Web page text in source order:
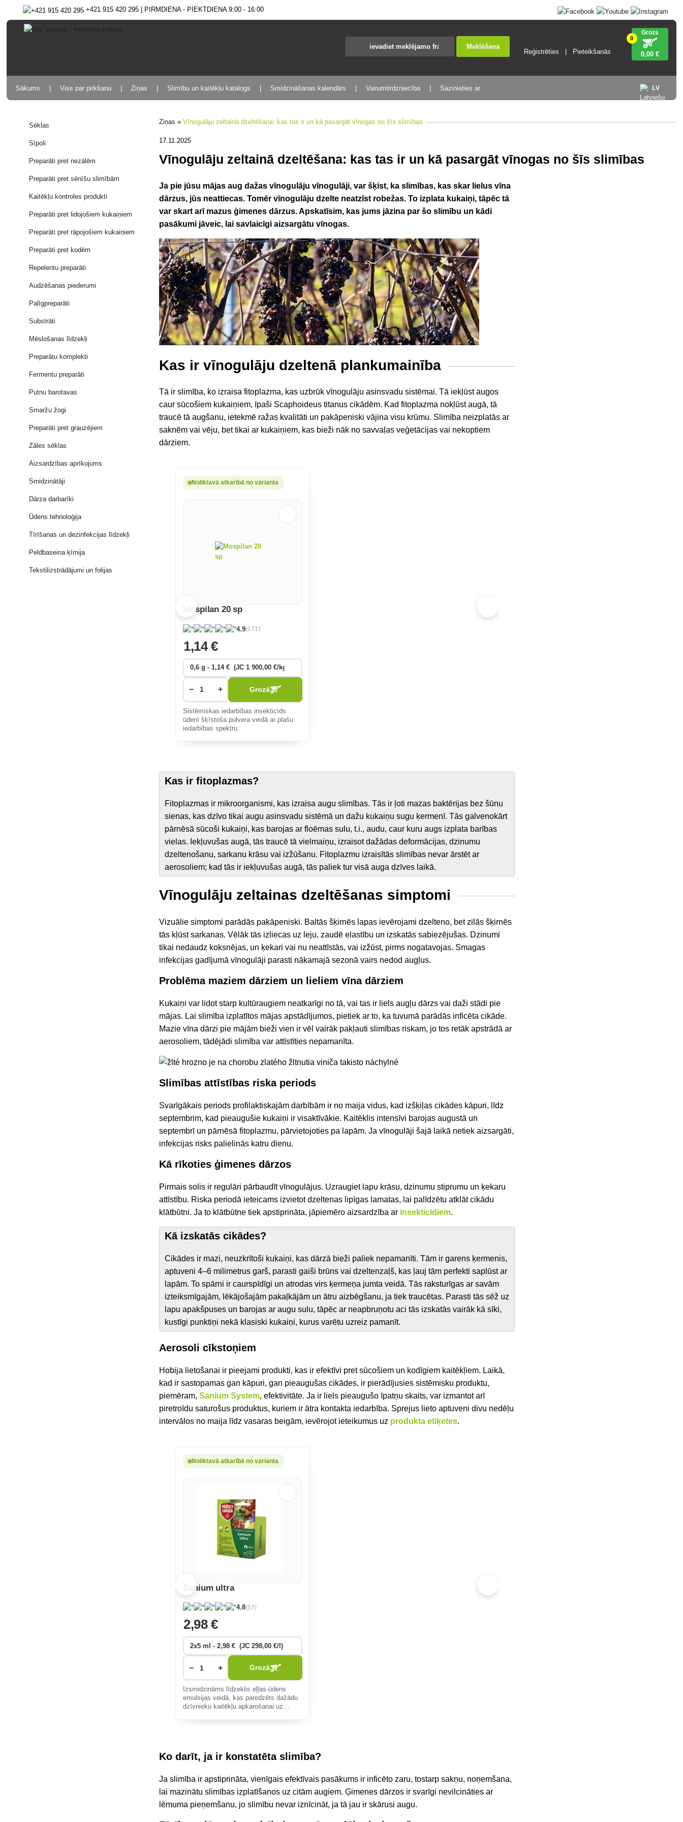
+421 915 420 295 | PIRMDIENA - PIEKTDIENA 9:00 - 16:00
Meklēšana
Reģistrēties Pieteikšanās
0
Grozs
0,00 €
LV
Sākums Viss par pirkšanu Ziņas Slimību un kaitēkļu katalogs Smidzināšanas kalendārs Vairumtirdzniecība Sazinieties ar
Sēklas
Sīpoli
Preparāti pret nezālēm
Preparāti pret sēnīšu slimībām
Kaitēkļu kontroles produkti
Preparāti pret lidojošiem kukaiņiem
Preparāti pret rāpojošiem kukaiņiem
Preparāti pret kodēm
Repelentu preparāti
Audzēšanas piederumi
Palīgpreparāti
Substrāti
Mēslošanas līdzekļi
Preparātu komplekti
Fermentu preparāti
Putnu barotavas
Smaržu žogi
Preparāti pret grauzējiem
Zāles sēklas
Aizsardzības aprīkojums
Smidzinātāji
Dārza darbarīki
Ūdens tehnoloģija
Tīrīšanas un dezinfekcijas līdzekļi
Peldbaseina ķīmija
Tekstilizstrādājumi un folijas
Ziņas »Vīnogulāju zeltainā dzeltēšana: kas tas ir un kā pasargāt vīnogas no šīs slimības
17.11.2025
Vīnogulāju zeltainā dzeltēšana: kas tas ir un kā pasargāt vīnogas no šīs slimības
Ja pie jūsu mājas aug dažas vīnogulāju vīnogulāji, var šķist, ka slimības, kas skar lielus vīna
dārzus, jūs neattiecas. Tomēr vīnogulāju dzelte neatzīst robežas. To izplata kukaiņi, tāpēc tā
var skart arī mazus ģimenes dārzus. Apskatīsim, kas jums jāzina par šo slimību un kādi
pasākumi jāveic, lai savlaicīgi aizsargātu vīnogas.
Kas ir vīnogulāju dzeltenā plankumainība
Tā ir slimība, ko izraisa fitoplazma, kas uzbrūk vīnogulāju asinsvadu sistēmai. Tā iekļūst augos
caur sūcošiem kukaiņiem, īpaši Scaphoideus titanus cikādēm. Kad fitoplazma nokļūst augā, tā
traucē tā augšanu, ietekmē ražas kvalitāti un pakāpeniski vājina visu krūmu. Slimība neizplatās ar
saknēm vai vēju, bet tikai ar kukaiņiem, kas bieži nāk no savvaļas veģetācijas vai nekoptiem
dārziem.
Noliktavā atkarībā no varianta
Mospilan 20 sp
4.9(171)
1,14 €
− + Grozā
Sistēmiskas iedarbības insekticīds
ūdenī šķīstoša pulvera veidā ar plašu
iedarbības spektru.
Kas ir fitoplazmas?
Fitoplazmas ir mikroorganismi, kas izraisa augu slimības. Tās ir ļoti mazas baktērijas bez šūnu
sienas, kas dzīvo tikai augu asinsvadu sistēmā un dažu kukaiņu sugu ķermenī. Tās galvenokārt
pārnēsā sūcoši kukaiņi, kas barojas ar floēmas sulu, t.i., audu, caur kuru augs izplata barības
vielas. Iekļuvušas augā, tās traucē tā vielmaiņu, izraisot dažādas deformācijas, dzinumu
dzeltenošanu, sarkanu krāsu vai izžūšanu. Fitoplazmu izraisītās slimības nevar ārstēt ar
aerosoliem; kad tās ir iekļuvušas augā, tās paliek tur visā auga dzīves laikā.
Vīnogulāju zeltainas dzeltēšanas simptomi
Vizuālie simptomi parādās pakāpeniski. Baltās šķirnēs lapas ievērojami dzelteno, bet zilās šķirnēs
tās kļūst sarkanas. Vēlāk tās izliecas uz leju, zaudē elastību un izskatās sabiezējušas. Dzinumi
tikai nedaudz koksnējas, un ķekari vai nu neattīstās, vai izžūst, pirms nogatavojas. Smagas
infekcijas gadījumā vīnogulāji parasti nākamajā sezonā vairs nedod augļus.
Problēma maziem dārziem un lieliem vīna dārziem
Kukaiņi var lidot starp kultūraugiem neatkarīgi no tā, vai tas ir liels augļu dārzs vai daži stādi pie
mājas. Lai slimība izplatītos mājas apstādījumos, pietiek ar to, ka tuvumā parādās inficēta cikāde.
Mazie vīna dārzi pie mājām bieži vien ir vēl vairāk pakļauti slimības riskam, jo tos retāk apstrādā ar
aerosoliem, tādējādi slimība var attīstīties nepamanīta.
Slimības attīstības riska periods
Svarīgākais periods profilaktiskajām darbībām ir no maija vidus, kad izšķiļas cikādes kāpuri, līdz
septembrim, kad pieaugušie kukaiņi ir visaktīvākie. Kaitēklis intensīvi barojas augustā un
septembrī un pārnēsā fitoplazmu, pārvietojoties pa lapām. Ja vīnogulāji šajā laikā netiek aizsargāti,
infekcijas risks palielinās katru dienu.
Kā rīkoties ģimenes dārzos
Pirmais solis ir regulāri pārbaudīt vīnogulājus. Uzraugiet lapu krāsu, dzinumu stiprumu un ķekaru
attīstību. Riska periodā ieteicams izvietot dzeltenas lipīgas lamatas, lai palīdzētu atklāt cikādu
klātbūtni. Ja to klātbūtne tiek apstiprināta, jāpiemēro aizsardzība ar insekticīdiem.
Kā izskatās cikādes?
Cikādes ir mazi, neuzkrītoši kukaiņi, kas dārzā bieži paliek nepamanīti. Tām ir garens ķermenis,
aptuveni 4–6 milimetrus garš, parasti gaiši brūns vai dzeltenzaļš, kas ļauj tām perfekti saplūst ar
lapām. To spārni ir caurspīdīgi un atrodas virs ķermeņa jumta veidā. Tās raksturīgas ar savām
izteiksmīgajām, lēkājošajām pakaļkājām un ātru aizbēgšanu, ja tiek traucētas. Parasti tās sēž uz
lapu apakšpuses un barojas ar augu sulu, tāpēc ar neapbruņotu aci tās izskatās vairāk kā sīki,
kustīgi punktiņi nekā klasiski kukaiņi, kurus varētu uzreiz pamanīt.
Aerosoli cīkstoņiem
Hobija lietošanai ir pieejami produkti, kas ir efektīvi pret sūcošiem un kodīgiem kaitēkļiem. Laikā,
kad ir sastopamas gan kāpuri, gan pieaugušas cikādes, ir pierādījusies sistēmisku produktu,
piemēram,Sanium System, efektivitāte. Ja ir liels pieaugušo īpatņu skaits, var izmantot arī
piretroīdu saturošus produktus, kuriem ir ātra kontakta iedarbība. Sprejus lieto aptuveni divu nedēļu
intervālos no maija līdz vasaras beigām, ievērojot ieteikumus uz produkta etiķetes.
Noliktavā atkarībā no varianta
Sanium ultra
4.8(57)
2,98 €
− + Grozā
Izsmidzināms līdzeklis eļļas-ūdens
emulsijas veidā, kas paredzēts dažādu
dzīvnieku kaitēkļu apkarošanai uz
Ko darīt, ja ir konstatēta slimība?
Ja slimība ir apstiprināta, vienīgais efektīvais pasākums ir inficēto zaru, tostarp sakņu, noņemšana,
lai mazinātu slimības izplatīšanos uz citām augiem. Ģimenes dārzos ir svarīgi nevilcināties ar
lēmuma pieņemšanu, jo slimību nevar iznīcināt, ja tā jau ir skārusi augu.